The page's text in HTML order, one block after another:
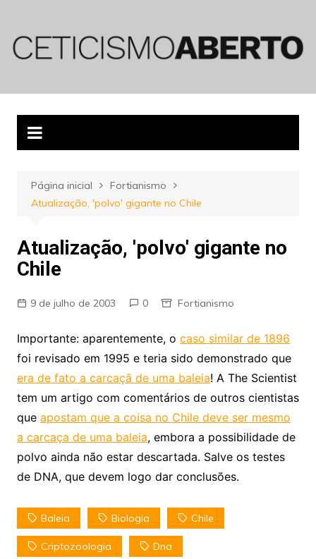
conteúdo
Página inicial
Fortianismo
Atualização, 'polvo' gigante no Chile
Atualização, 'polvo' gigante no
Chile
9 de julho de 2003 0 Fortianismo
Importante: aparentemente, o caso similar de 1896
foi revisado em 1995 e teria sido demonstrado que
era de fato a carcaçã de uma baleia! A The Scientist
tem um artigo com comentários de outros cientistas
que apostam que a coisa no Chile deve ser mesmo
a carcaça de uma baleia, embora a possibilidade de
polvo ainda não estar descartada. Salve os testes
de DNA, que devem logo dar conclusões.
Baleia Biologia Chile
Criptozoologia Dna